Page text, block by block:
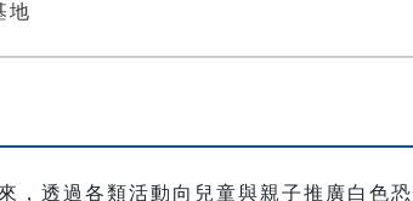
地
，透過各類活動向兒童與親子推廣白色